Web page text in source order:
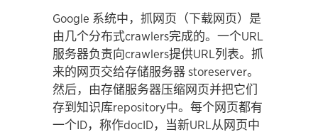
Google 系统中，抓网页（下载网页）是
由几个分布式crawlers完成的。一个URL
服务器负责向crawlers提供URL列表。抓
来的网页交给存储服务器 storeserver。
然后，由存储服务器压缩网页并把它们
存到知识库repository中。每个网页都有
一个ID，称作docID，当新URL从网页中